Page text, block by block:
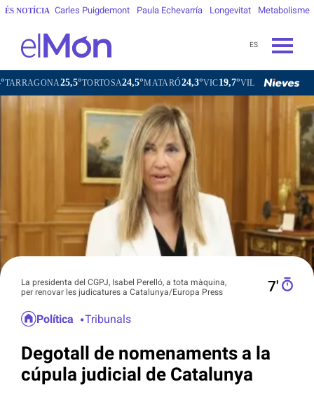
ÉS NOTÍCIA Carles Puigdemont Paula Echevarría Longevitat Metabolisme
ES
25,5°TORTOSA24,5°MATARÓ24,3°VIC19,7°VILAFRANCA DEL PENEDÈS
La presidenta del CGPJ, Isabel Perelló, a tota màquina,
per renovar les judicatures a Catalunya/Europa Press
7′
Política Tribunals
Degotall de nomenaments a la
cúpula judicial de Catalunya